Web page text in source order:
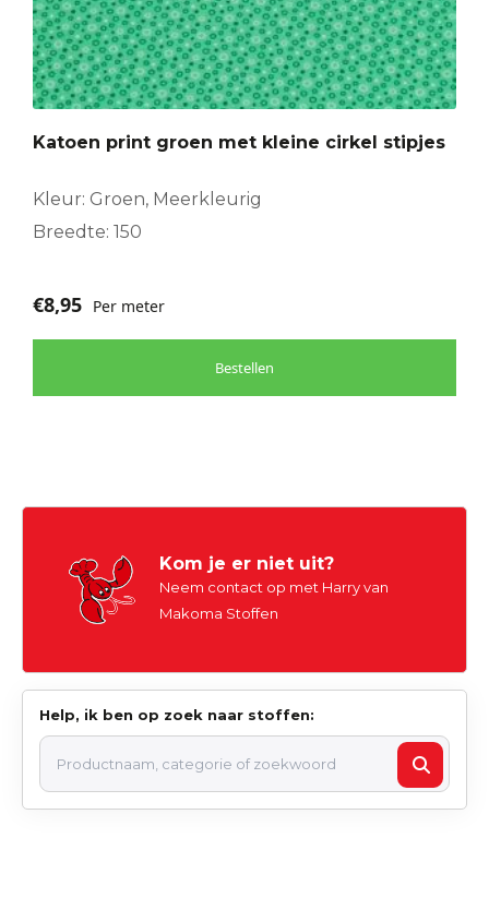
Katoen print groen met kleine cirkel stipjes
Kleur: Groen, Meerkleurig
Breedte: 150
€8,95 Per meter
Bestellen
Kom je er niet uit?
Neem contact op met Harry van
Makoma Stoffen
Help, ik ben op zoek naar stoffen: